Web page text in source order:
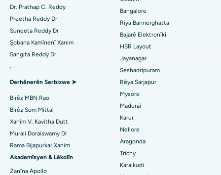
Diyabetolog bibîne
Jinekolog Bibîne
Psîkolog Bibîne
Cerrahê Giştî Bibîne
Nexweşxaneya herî baş li Kanpur Road, Lucknow
Nexweşxaneya herî baş li Sektora-26, Noida
Nexweşxaneya herî baş li Gandhinagar, Ahmedabad
Nexweşxaneya herî baş li Aragonda, Andhra Pradesh
Nexweşxaneya herî baş li Bannerghatta Road, Bangalore
Nexweşxaneya herî baş li Yekîneya-15, Bhubaneswar
Nexweşxaneya herî baş li Seepat Road, Bilaspur
Nexweşxaneya herî baş li Ellisbridge, Ahmedabad
Ablation kateter
Veguhestina erikê Berepaş
Embolîzasyona Artery Uterine
Emeliyata Penceşêrê Sîngê
Brachytherapy
Dr. Prathap C. Reddy
Preetha Reddy Dr
Suneeta Reddy Dr
Şobana Kamînenî Xanim
Sangita Reddy Dr
.
Derhênerên Serbixwe ➤
Birêz MBN Rao
Birêz Som Mittal
Xanim V. Kavitha Dutt
Murali Doraiswamy Dr
Rama Bijapurkar Xanim
Akademîsyen & Lêkolîn
Zanîna Apollo
Bangalore
Riya Bannerghatta
Bajarê Elektronîkî
HSR Layout
Jayanagar
Seshadripuram
Rêya Sarjapur
Mysore
Madurai
Karur
Nellore
Aragonda
Trichy
Karaikudi